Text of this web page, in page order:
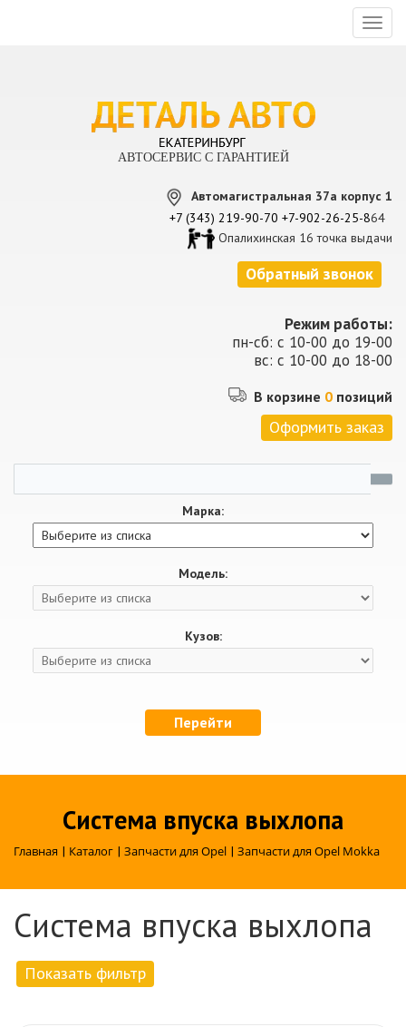
АВТОСЕРВИС С ГАРАНТИЕЙ
Автомагистральная 37а корпус 1
+7 (343) 219-90-70 +7-902-26-25-864
Опалихинская 16 точка выдачи
Обратный звонок
Режим работы:
пн-сб: с 10-00 до 19-00
вс: с 10-00 до 18-00
В корзине 0 позиций
Оформить заказ
Марка:
Модель:
Кузов:
Перейти
Система впуска выхлопа
Главная | Каталог | Запчасти для Opel | Запчасти для Opel Mokka
Система впуска выхлопа
Показать фильтр